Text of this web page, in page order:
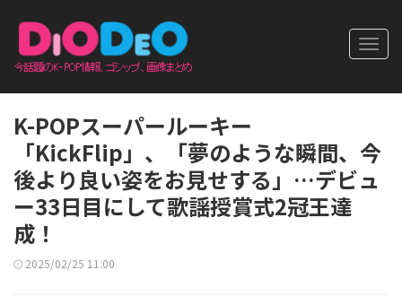
K-POPスーパールーキー
「KickFlip」、「夢のような瞬間、今
後より良い姿をお見せする」…デビュ
ー33日目にして歌謡授賞式2冠王達
成！
2025/02/25 11:00